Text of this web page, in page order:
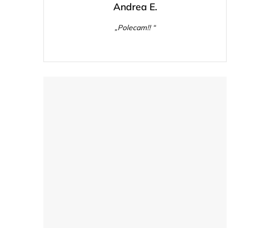
Andrea E.
„Polecam!! “